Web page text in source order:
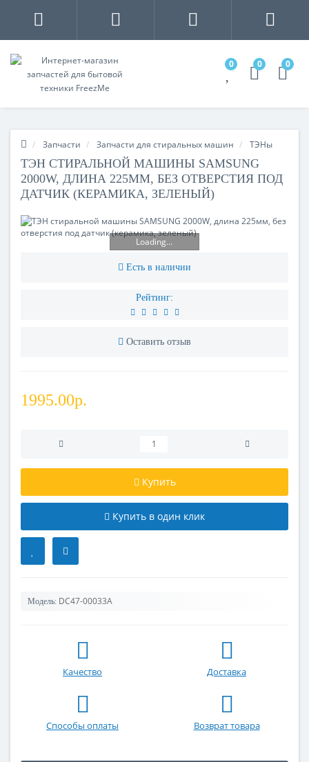
0 0 0
Запчасти Запчасти для стиральных машин ТЭНы
ТЭН СТИРАЛЬНОЙ МАШИНЫ SAMSUNG
2000W, ДЛИНА 225ММ, БЕЗ ОТВЕРСТИЯ ПОД
ДАТЧИК (КЕРАМИКА, ЗЕЛЕНЫЙ)
Loading...
Есть в наличии
Рейтинг:
Оставить отзыв
1995.00р.
Купить
Купить в один клик
Модель: DC47-00033A
Качество Доставка
Способы оплаты Возврат товара